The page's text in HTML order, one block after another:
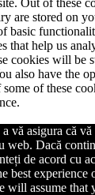
are stored on
basic
that help us
cookies will be
also have the
of these
vă asigura că
web. Dacă
de acord cu
best
will assume that